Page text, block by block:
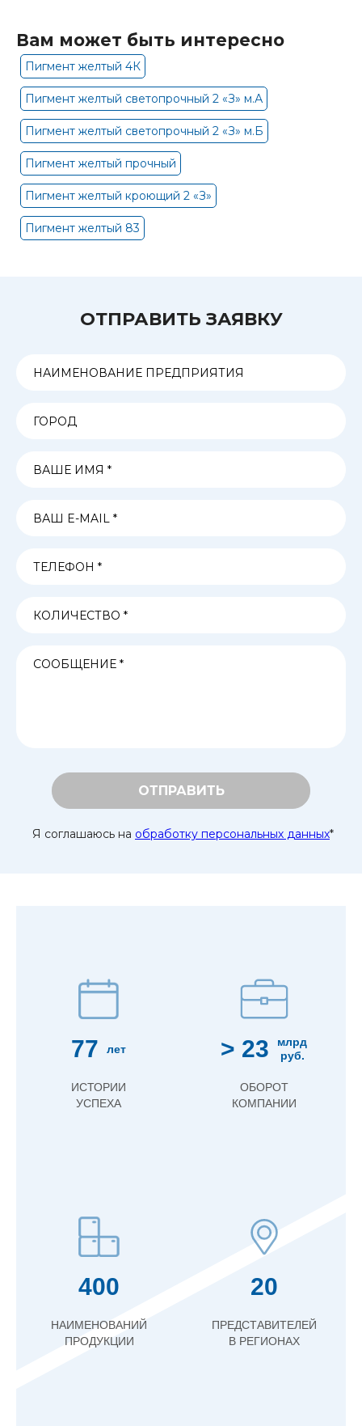
Вам может быть интересно
Пигмент желтый 4К
Пигмент желтый светопрочный 2 «З» м.А
Пигмент желтый светопрочный 2 «З» м.Б
Пигмент желтый прочный
Пигмент желтый кроющий 2 «З»
Пигмент желтый 83
ОТПРАВИТЬ ЗАЯВКУ
ОТПРАВИТЬ
Я соглашаюсь на обработку персональных данных*
77 лет
ИСТОРИИ
УСПЕХА
> 23
млрд
руб.
ОБОРОТ
КОМПАНИИ
400
НАИМЕНОВАНИЙ
ПРОДУКЦИИ
20
ПРЕДСТАВИТЕЛЕЙ
В РЕГИОНАХ